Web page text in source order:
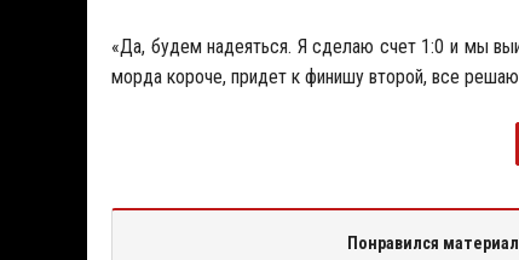
«Да, будем надеяться. Я сделаю счет 1:0 и мы
морда короче, придет к финишу второй, все
Понравился